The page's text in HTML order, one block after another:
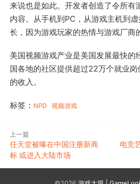
来说也是如此。开发者创造了令所有
内容。从手机到PC，从游戏主机到
长，因为游戏玩家的热情与游戏厂商
美国视频游戏产业是美国发展最快的
国各地的社区提供超过22万个就业
的收入。
标签： NPD 视频游戏
上一篇
任天堂被曝在中国注册新商
标 或进入大陆市场
电竞